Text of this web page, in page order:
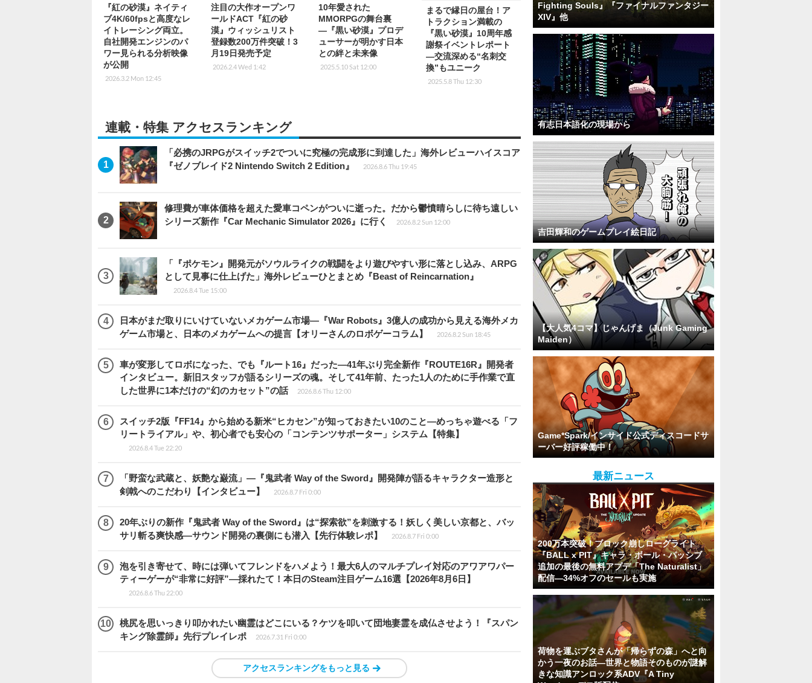
『紅の砂漠』ネイティ
ブ4K/60fpsと高度なレ
イトレーシング両立。
自社開発エンジンのパ
ワー見られる分析映像
が公開
2026.3.2 Mon 12:45
注目の大作オープンワ
ールドACT『紅の砂
漠』ウィッシュリスト
登録数200万件突破！3
月19日発売予定
2026.2.4 Wed 1:42
10年愛された
MMORPGの舞台裏
―『黒い砂漠』プロデ
ューサーが明かす日本
との絆と未来像
2025.5.10 Sat 12:00
まるで縁日の屋台！ア
トラクション満載の
『黒い砂漠』10周年感
謝祭イベントレポート
―交流深める“名刺交
換”もユニーク
2025.5.8 Thu 12:30
連載・特集 アクセスランキング
「必携のJRPGがスイッチ2でついに究極の完成形に到達した」海外レビューハイスコア
『ゼノブレイド2 Nintendo Switch 2 Edition』
2026.8.6 Thu 19:45
修理費が車体価格を超えた愛車コペンがついに逝った。だから鬱憤晴らしに待ち遠しい
シリーズ新作『Car Mechanic Simulator 2026』に行く
2026.8.2 Sun 12:00
「『ポケモン』開発元がソウルライクの戦闘をより遊びやすい形に落とし込み、ARPG
として見事に仕上げた」海外レビューひとまとめ『Beast of Reincarnation』
2026.8.4 Tue 15:00
日本がまだ取りにいけていないメカゲーム市場―『War Robots』3億人の成功から見える海外メカ
ゲーム市場と、日本のメカゲームへの提言【オリーさんのロボゲーコラム】
2026.8.2 Sun 18:45
車が変形してロボになった、でも『ルート16』だった―41年ぶり完全新作『ROUTE16R』開発者
インタビュー。新旧スタッフが語るシリーズの魂。そして41年前、たった1人のために手作業で直
した世界に1本だけの“幻のカセット”の話
2026.8.6 Thu 12:00
スイッチ2版『FF14』から始める新米“ヒカセン”が知っておきたい10のこと―めっちゃ遊べる「フ
リートライアル」や、初心者でも安心の「コンテンツサポーター」システム【特集】
2026.8.4 Tue 22:20
「野蛮な武蔵と、妖艶な巌流」―『鬼武者 Way of the Sword』開発陣が語るキャラクター造形と
剣戟へのこだわり【インタビュー】
2026.8.7 Fri 0:00
20年ぶりの新作『鬼武者 Way of the Sword』は“探索欲”を刺激する！妖しく美しい京都と、バッ
サリ斬る爽快感―サウンド開発の裏側にも潜入【先行体験レポ】
2026.8.7 Fri 0:00
泡を引き寄せて、時には弾いてフレンドをハメよう！最大6人のマルチプレイ対応のアワアワパー
ティーゲーが“非常に好評”―採れたて！本日のSteam注目ゲーム16選【2026年8月6日】
2026.8.6 Thu 22:00
桃尻を思いっきり叩かれたい幽霊はどこにいる？ケツを叩いて団地妻霊を成仏させよう！『スパン
キング除霊師』先行プレイレポ
2026.7.31 Fri 0:00
アクセスランキングをもっと見る
Fighting Souls』『ファイナルファンタジー
XIV』他
有志日本語化の現場から
吉田輝和のゲームプレイ絵日記
【大人気4コマ】じゃんげま（Junk Gaming
Maiden）
Game*Spark/インサイド公式ディスコードサ
ーバー好評稼働中！
最新ニュース
200万本突破！ブロック崩しローグライト
『BALL x PIT』キャラ・ボール・パッシブ
追加の最後の無料アプデ「The Naturalist」
配信―34%オフのセールも実施
荷物を運ぶブタさんが「帰らずの森」へと向
かう一夜のお話―世界と物語そのものが謎解
きな知識アンロック系ADV『A Tiny